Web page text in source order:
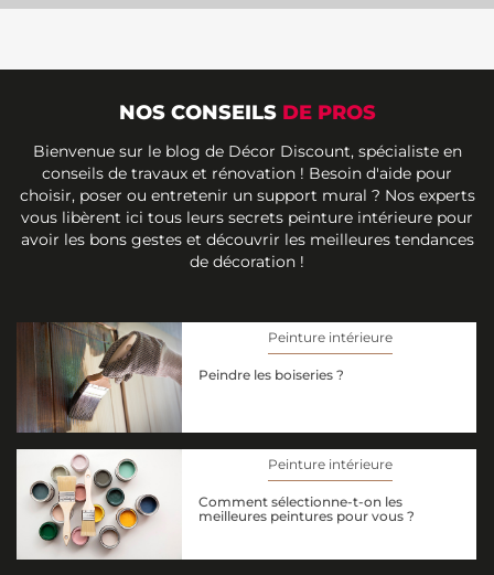
NOS CONSEILS DE PROS
Bienvenue sur le blog de Décor Discount, spécialiste en
conseils de travaux et rénovation ! Besoin d'aide pour
choisir, poser ou entretenir un support mural ? Nos experts
vous libèrent ici tous leurs secrets peinture intérieure pour
avoir les bons gestes et découvrir les meilleures tendances
de décoration !
Peinture intérieure
Peindre les boiseries ?
Peinture intérieure
Comment sélectionne-t-on les
meilleures peintures pour vous ?